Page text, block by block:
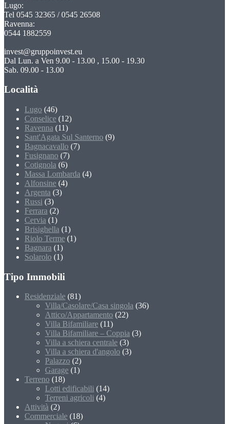
Lugo:
Tel 0545 32365 / 0545 26508
Ravenna:
0544 1882559
invest@gruppoinvest.eu
Dal Lun. a Ven 9.00 - 13.00 , 15.00 - 19.30
Sab. 09.00 - 13.00
Località
Lugo (46)
Conselice (12)
Ravenna (11)
Sant'Agata Sul Santerno (9)
Bagnacavallo (7)
Fusignano (7)
Cotignola (6)
Massa Lombarda (4)
Alfonsine (4)
Argenta (3)
Russi (3)
Ferrara (2)
Cervia (1)
Brisighella (1)
Riolo Terme (1)
Bagnara (1)
Solarolo (1)
Tipo Immobili
Residenziale (81)
Villa/Casolare/Casa singola (36)
Attico/Appartamento (22)
Villa Bifamiliare (11)
Villa Bifamiliare – Coppia (3)
Villa a schiera centrale (3)
Villa a schiera d'angolo (3)
Palazzo (2)
Garage (1)
Terreno (18)
Lotti edificabili (14)
Terreni agricoli (4)
Attività (2)
Commerciale (18)